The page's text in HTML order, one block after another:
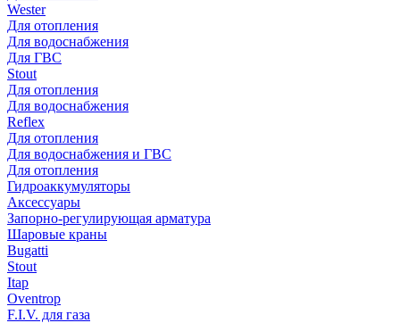
Wester
Для отопления
Для водоснабжения
Для ГВС
Stout
Для отопления
Для водоснабжения
Reflex
Для отопления
Для водоснабжения и ГВС
Для отопления
Гидроаккумуляторы
Аксессуары
Запорно-регулирующая арматура
Шаровые краны
Bugatti
Stout
Itap
Oventrop
F.I.V. для газа